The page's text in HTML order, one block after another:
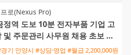
로(Nexus Pro)
정역 도보 10분 전자부품 기업 고
및 주문관리 사무원 채용 초보 가
기 안양시 #상담·영업 #월급 2,200,000원